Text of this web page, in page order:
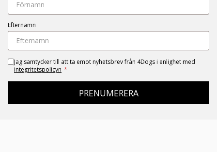
Efternamn
Jag samtycker till att ta emot nyhetsbrev från 4Dogs i enlighet med
integritetspolicyn *
PRENUMERERA